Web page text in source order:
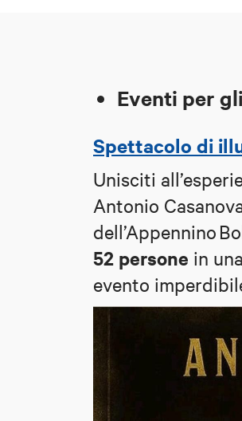
Eventi per
Spettacolo di
Unisciti
Antonio
dell’Appennino
52 persone in
evento